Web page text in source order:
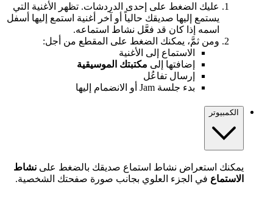
عليك الضغط على إحدى الدردشات. تظهر الأغنية التي
يستمع إليها صديقك حالياً أو آخر أغنية استمع إليها أسفل
اسمه إذا كان قد فعَّل نشاط استماعه.
ومن ثمَّ، يمكنك الضغط على المقطع من أجل:
الاستماع إلى الأغنية
إضافتها إلى مكتبتك الموسيقية
إرسال تفاعُل
بدء جلسة Jam أو الانضمام إليها
الكمبيوتر
يمكنك استعراض نشاط استماع صديقك بالضغط على نشاط
الاستماع في الجزء العلوي بجانب صورة صفحتك الشخصية.